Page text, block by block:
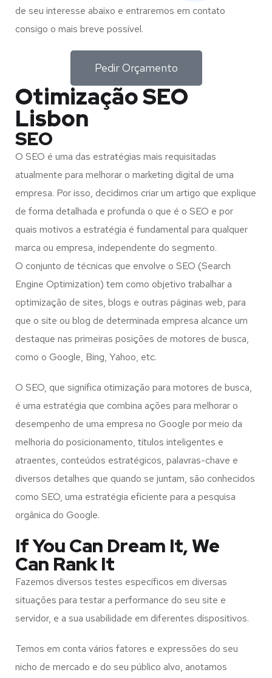
de seu interesse abaixo e entraremos em contato
consigo o mais breve possível.
Pedir Orçamento
Otimização SEO
Lisbon
SEO
O SEO é uma das estratégias mais requisitadas
atualmente para melhorar o marketing digital de uma
empresa. Por isso, decidimos criar um artigo que explique
de forma detalhada e profunda o que é o SEO e por
quais motivos a estratégia é fundamental para qualquer
marca ou empresa, independente do segmento.
O conjunto de técnicas que envolve o SEO (Search
Engine Optimization) tem como objetivo trabalhar a
optimização de sites, blogs e outras páginas web, para
que o site ou blog de determinada empresa alcance um
destaque nas primeiras posições de motores de busca,
como o Google, Bing, Yahoo, etc.
O SEO, que significa otimização para motores de busca,
é uma estratégia que combina ações para melhorar o
desempenho de uma empresa no Google por meio da
melhoria do posicionamento, títulos inteligentes e
atraentes, conteúdos estratégicos, palavras-chave e
diversos detalhes que quando se juntam, são conhecidos
como SEO, uma estratégia eficiente para a pesquisa
orgânica do Google.
If You Can Dream It, We
Can Rank It
Fazemos diversos testes específicos em diversas
situações para testar a performance do seu site e
servidor, e a sua usabilidade em diferentes dispositivos.
Temos em conta vários fatores e expressões do seu
nicho de mercado e do seu público alvo, anotamos